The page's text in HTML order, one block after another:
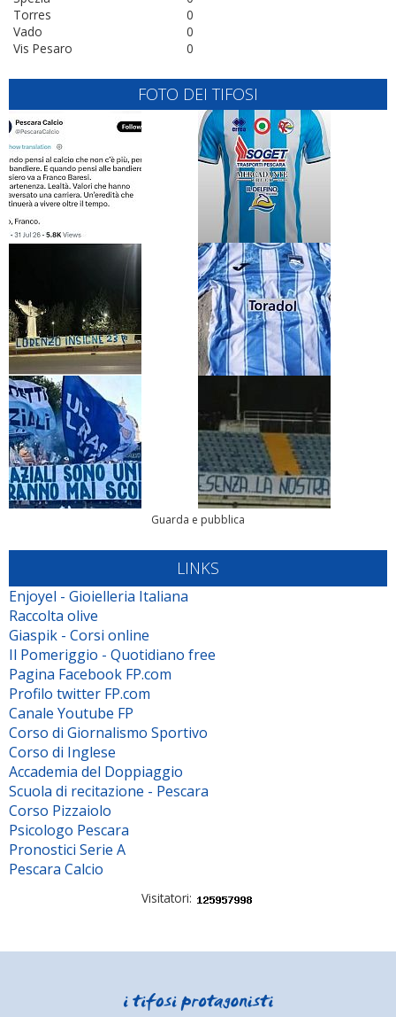
0
Torres
0
Vado
0
Vis Pesaro
FOTO DEI TIFOSI
Guarda e pubblica
LINKS
Enjoyel - Gioielleria Italiana
Raccolta olive
Giaspik - Corsi online
Il Pomeriggio - Quotidiano free
Pagina Facebook FP.com
Profilo twitter FP.com
Canale Youtube FP
Corso di Giornalismo Sportivo
Corso di Inglese
Accademia del Doppiaggio
Scuola di recitazione - Pescara
Corso Pizzaiolo
Psicologo Pescara
Pronostici Serie A
Pescara Calcio
Visitatori: